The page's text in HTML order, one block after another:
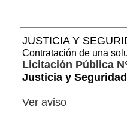
JUSTICIA Y
Contratación de una
Licitación Pública
Justicia y Seguridad
Ver aviso